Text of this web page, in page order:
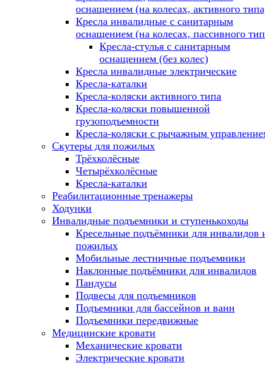
оснащением (на колесах, активного
Кресла инвалидные с санитарным
оснащением (на колесах, пассивного
Кресла-стулья с санитарным
оснащением (без колес)
Кресла инвалидные электрические
Кресла-каталки
Кресла-коляски активного типа
Кресла-коляски повышенной
грузоподъемности
Кресла-коляски с рычажным
Скутеры для пожилых
Трёхколёсные
Четырёхколёсные
Кресла-каталки
Реабилитационные тренажеры
Ходунки
Инвалидные подъемники и ступенькоходы
Кресельные подъёмники для инвалидов
пожилых
Мобильные лестничные подъемники
Наклонные подъёмники для инвалидов
Пандусы
Подвесы для подъемников
Подъемники для бассейнов и ванн
Подъемники передвижные
Медицинские кровати
Механические кровати
Электрические кровати